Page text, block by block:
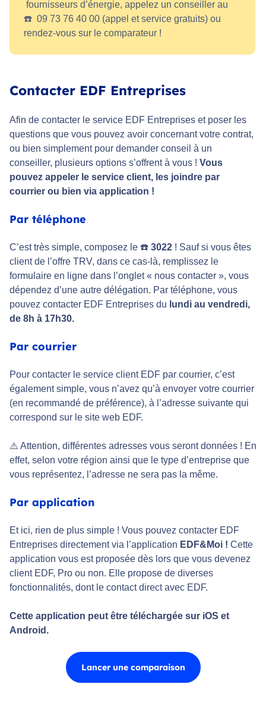
fournisseurs d’énergie, appelez un conseiller au
☎️ 09 73 76 40 00 (appel et service gratuits) ou
rendez-vous sur le comparateur !
Contacter EDF Entreprises
Afin de contacter le service EDF Entreprises et poser les
questions que vous pouvez avoir concernant votre contrat,
ou bien simplement pour demander conseil à un
conseiller, plusieurs options s’offrent à vous ! Vous
pouvez appeler le service client, les joindre par
courrier ou bien via application !
Par téléphone
C’est très simple, composez le ☎️ 3022 ! Sauf si vous êtes
client de l’offre TRV, dans ce cas-là, remplissez le
formulaire en ligne dans l’onglet « nous contacter », vous
dépendez d’une autre délégation. Par téléphone, vous
pouvez contacter EDF Entreprises du lundi au vendredi,
de 8h à 17h30.
Par courrier
Pour contacter le service client EDF par courrier, c’est
également simple, vous n’avez qu’à envoyer votre courrier
(en recommandé de préférence), à l’adresse suivante qui
correspond sur le site web EDF.
⚠️ Attention, différentes adresses vous seront données ! En
effet, selon votre région ainsi que le type d’entreprise que
vous représentez, l’adresse ne sera pas la même.
Par application
Et ici, rien de plus simple ! Vous pouvez contacter EDF
Entreprises directement via l’application EDF&Moi ! Cette
application vous est proposée dès lors que vous devenez
client EDF, Pro ou non. Elle propose de diverses
fonctionnalités, dont le contact direct avec EDF.
Cette application peut être téléchargée sur iOS et
Android.
Lancer une comparaison